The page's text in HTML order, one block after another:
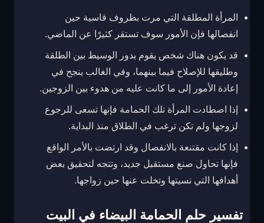
المرأة المطلقة التي مرت بظروف قاسية حين
انفصالها فإن الأمور سوف تستقر كثيرًا عن الماضي.
قد يكون هناك شخص يقوم بدور الوسيط بين الطلقة
وطليقها للإصلاح فيما بينهما، وفي الغالب ينجح في
إعادة الأمور إلى ما كانت عليه من هدوء بين الزوجين.
إذا اصطادت المرأة تلك الحمامة فإنها تسعى للرجوع
لزوجها ولم تكن ترغب في الطلاق منذ البداية.
إذا كانت مقتنعة بالانفصال وقد ارتضت بالأمر الواقع
فإنها تحاول صنع مستقبل جديد، وتتجه لتحقيق بعض
أهدافها التي نسيتها وتخلت عنها حين زواجها.
تفسير حلم الحمامة البيضاء في البيت